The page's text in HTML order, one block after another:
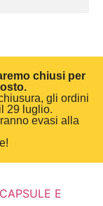
chiusi per
gli ordini
29 luglio.
evasi alla
E